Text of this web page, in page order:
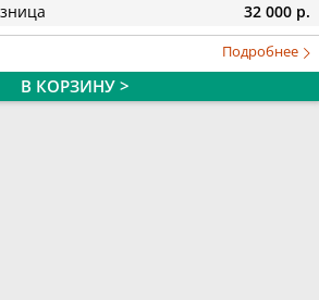
32 000 р.
Подробнее
В КОРЗИНУ >